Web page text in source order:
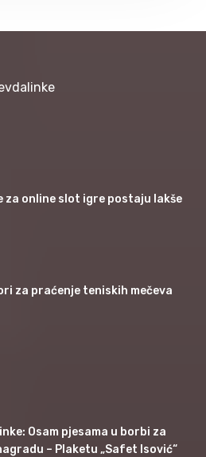
za online slot igre postaju lakše
za praćenje teniskih mečeva
Osam pjesama u borbi za
– Plaketu „Safet Isović“